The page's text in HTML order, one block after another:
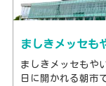
ましきメッセも
ましきメッセもや
日に開かれる朝市